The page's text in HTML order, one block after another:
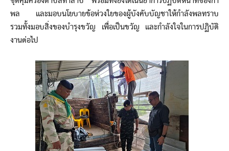
พล และมอบนโยบายข้อห่วงใยของผู้บังคับบัญชาให้กำลังพลทราบ
รวมทั้งมอบสิ่งของบำรุงขวัญ เพื่อเป็นขวัญ และกำลังใจในการปฏิบัติ
งานต่อไป